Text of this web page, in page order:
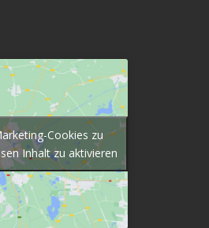
Cookies zu
Inhalt zu aktivieren